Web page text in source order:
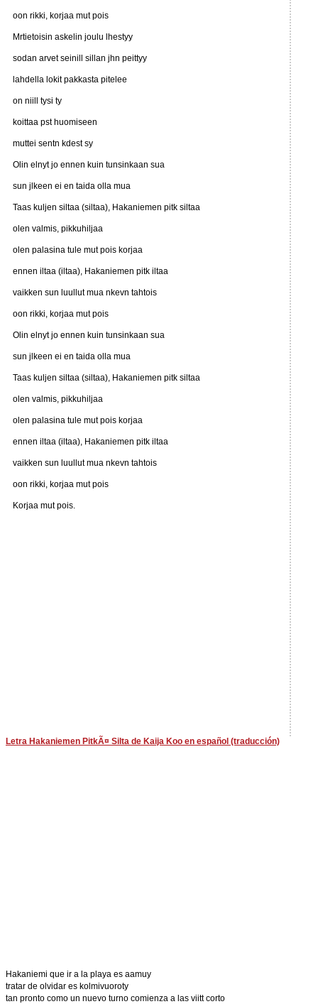
oon rikki, korjaa mut pois
Mrtietoisin askelin joulu lhestyy
sodan arvet seinill sillan jhn peittyy
lahdella lokit pakkasta pitelee
on niill tysi ty
koittaa pst huomiseen
muttei sentn kdest sy
Olin elnyt jo ennen kuin tunsinkaan sua
sun jlkeen ei en taida olla mua
Taas kuljen siltaa (siltaa), Hakaniemen pitk siltaa
olen valmis, pikkuhiljaa
olen palasina tule mut pois korjaa
ennen iltaa (iltaa), Hakaniemen pitk iltaa
vaikken sun luullut mua nkevn tahtois
oon rikki, korjaa mut pois
Olin elnyt jo ennen kuin tunsinkaan sua
sun jlkeen ei en taida olla mua
Taas kuljen siltaa (siltaa), Hakaniemen pitk siltaa
olen valmis, pikkuhiljaa
olen palasina tule mut pois korjaa
ennen iltaa (iltaa), Hakaniemen pitk iltaa
vaikken sun luullut mua nkevn tahtois
oon rikki, korjaa mut pois
Korjaa mut pois.
Letra Hakaniemen PitkÃ¤ Silta de Kaija Koo en español (traducción)
Hakaniemi que ir a la playa es aamuy
tratar de olvidar es kolmivuoroty
tan pronto como un nuevo turno comienza a las viitt corto